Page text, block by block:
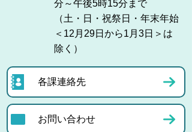
分～午後5時15分まで
（土・日・祝祭日・年末年始
＜12月29日から1月3日＞は
除く）
各課連絡先
お問い合わせ